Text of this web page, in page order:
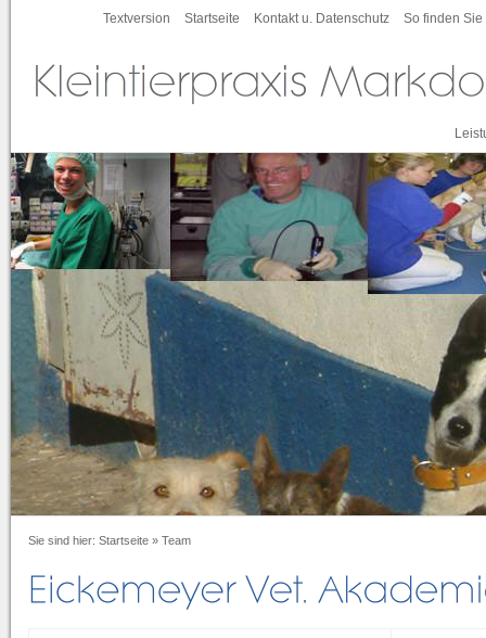
Textversion Startseite Kontakt u. Datenschutz So finden Sie
Sie sind hier: Startseite » Team